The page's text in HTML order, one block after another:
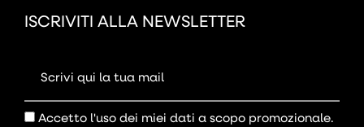
ISCRIVITI ALLA NEWSLETTER
Accetto l'uso dei miei dati a scopo promozionale.